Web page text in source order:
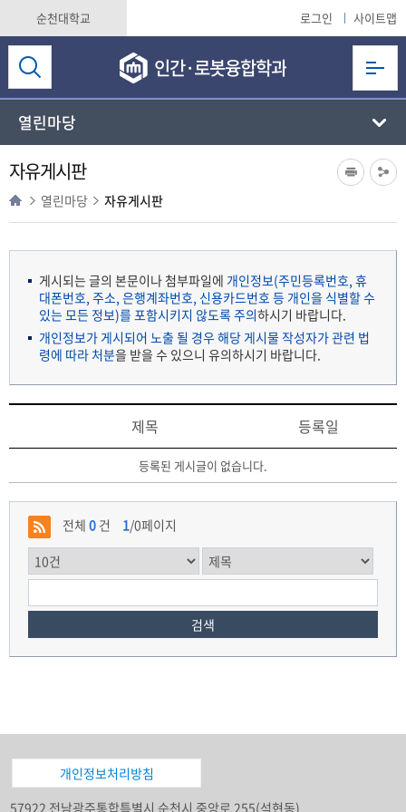
순천대학교 로그인 사이트맵
인간·로봇융합학과
열린마당
자유게시판
열린마당 자유게시판
게시되는 글의 본문이나 첨부파일에 개인정보(주민등록번호, 휴
대폰번호, 주소, 은행계좌번호, 신용카드번호 등 개인을 식별할 수
있는 모든 정보)를 포함시키지 않도록 주의하시기 바랍니다.
개인정보가 게시되어 노출 될 경우 해당 게시물 작성자가 관련 법
령에 따라 처분을 받을 수 있으니 유의하시기 바랍니다.
제목 등록일
등록된 게시글이 없습니다.
전체 0 건 1/0페이지
검색
개인정보처리방침
57922 전남광주통합특별시 순천시 중앙로 255(석현동)